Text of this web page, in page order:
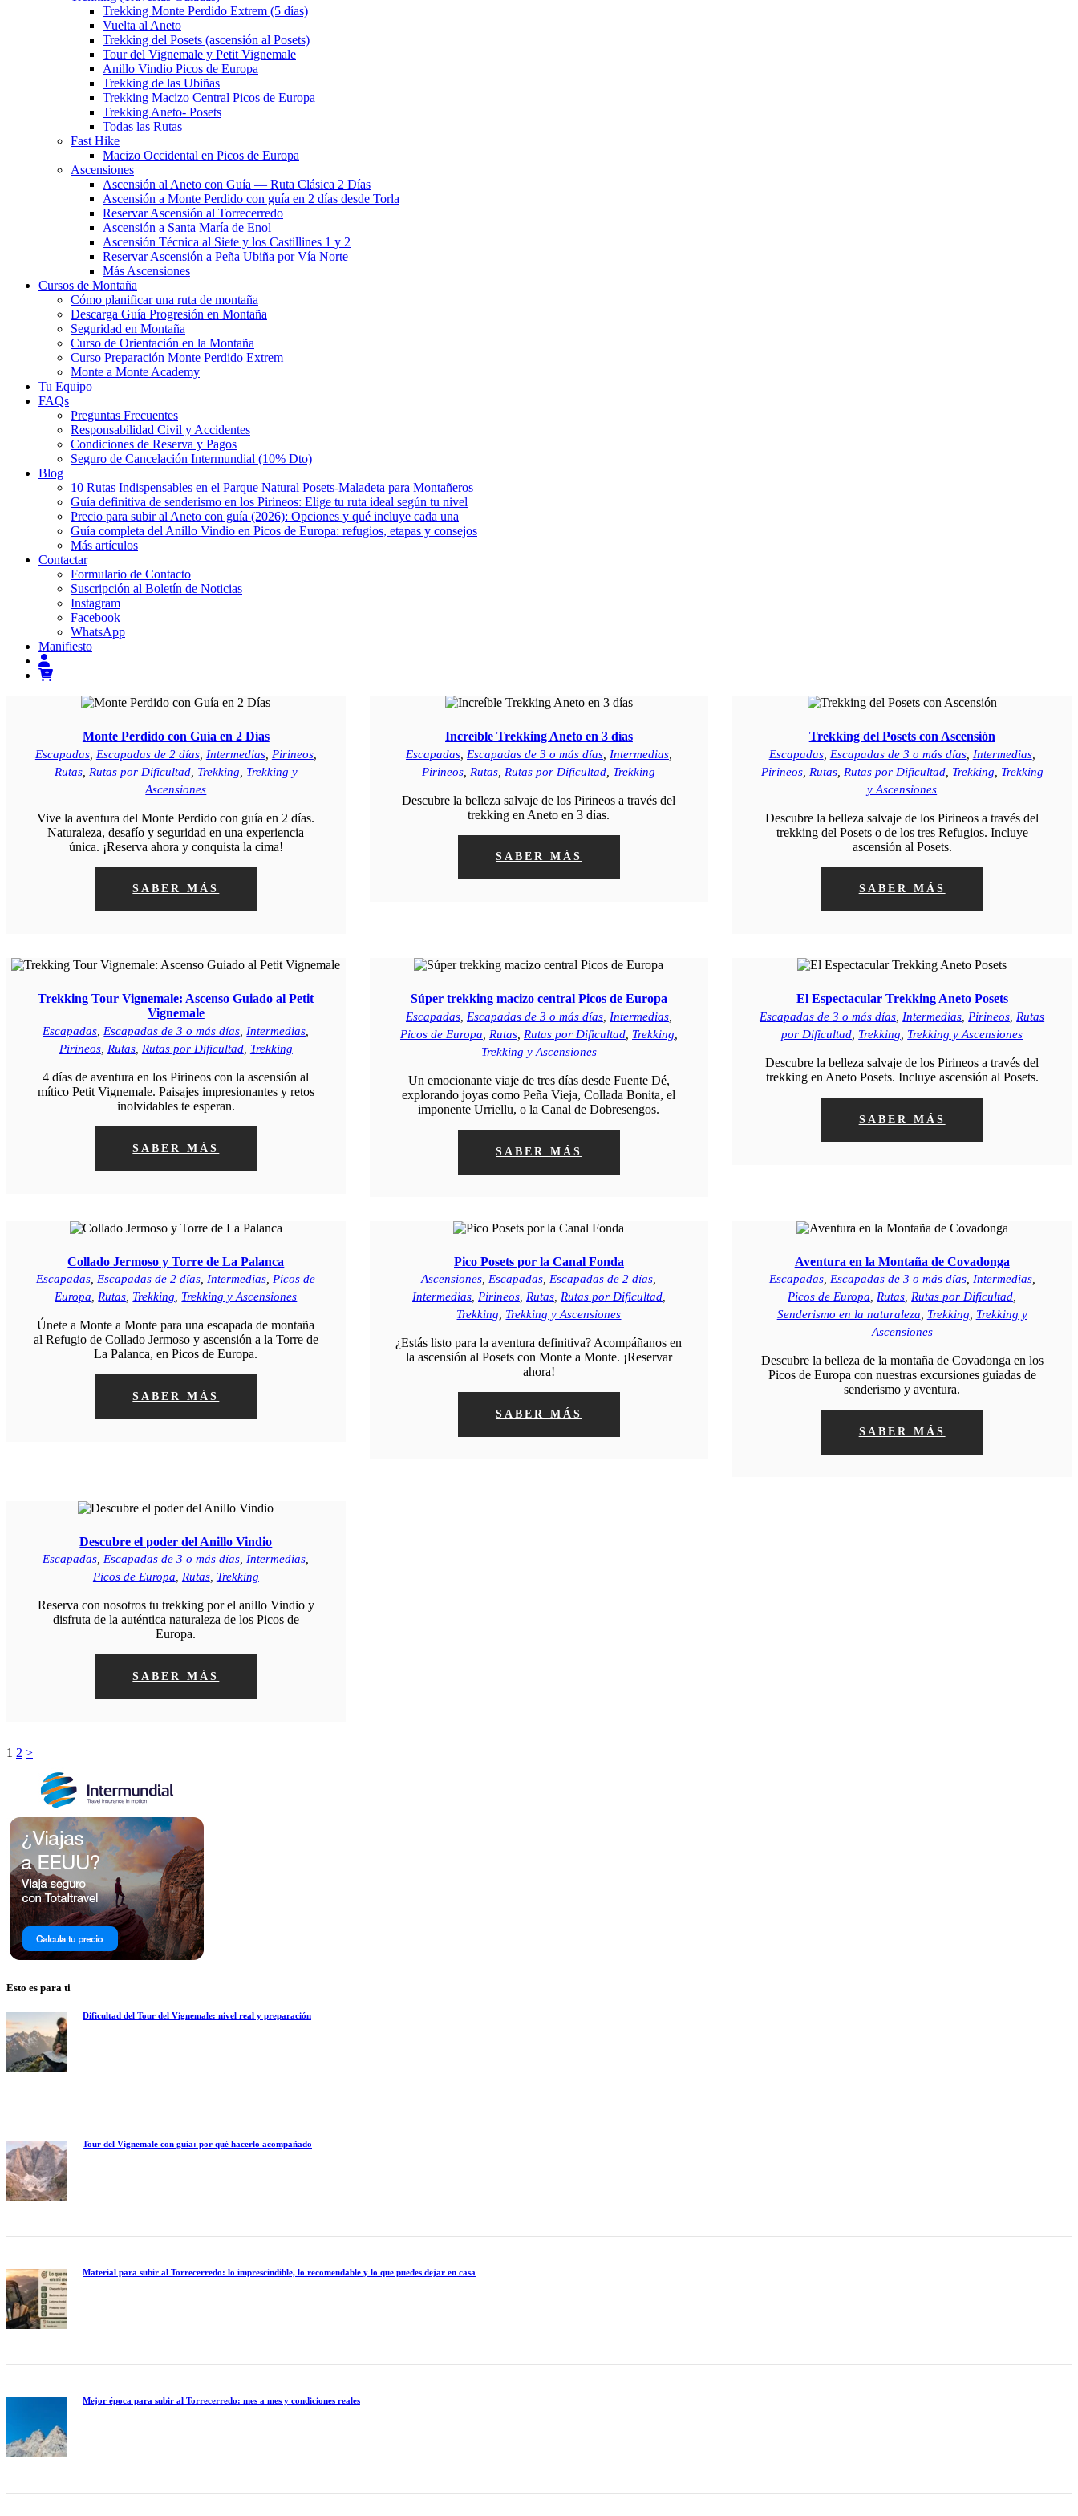
Trekking Monte Perdido Extrem (5 días)
Vuelta al Aneto
Trekking del Posets (ascensión al Posets)
Tour del Vignemale y Petit Vignemale
Anillo Vindio Picos de Europa
Trekking de las Ubiñas
Trekking Macizo Central Picos de Europa
Trekking Aneto- Posets
Todas las Rutas
Fast Hike
Macizo Occidental en Picos de Europa
Ascensiones
Ascensión al Aneto con Guía — Ruta Clásica 2 Días
Ascensión a Monte Perdido con guía en 2 días desde Torla
Reservar Ascensión al Torrecerredo
Ascensión a Santa María de Enol
Ascensión Técnica al Siete y los Castillines 1 y 2
Reservar Ascensión a Peña Ubiña por Vía Norte
Más Ascensiones
Cursos de Montaña
Cómo planificar una ruta de montaña
Descarga Guía Progresión en Montaña
Seguridad en Montaña
Curso de Orientación en la Montaña
Curso Preparación Monte Perdido Extrem
Monte a Monte Academy
Tu Equipo
FAQs
Preguntas Frecuentes
Responsabilidad Civil y Accidentes
Condiciones de Reserva y Pagos
Seguro de Cancelación Intermundial (10% Dto)
Blog
10 Rutas Indispensables en el Parque Natural Posets-Maladeta para Montañeros
Guía definitiva de senderismo en los Pirineos: Elige tu ruta ideal según tu nivel
Precio para subir al Aneto con guía (2026): Opciones y qué incluye cada una
Guía completa del Anillo Vindio en Picos de Europa: refugios, etapas y consejos
Más artículos
Contactar
Formulario de Contacto
Suscripción al Boletín de Noticias
Instagram
Facebook
WhatsApp
Manifiesto
Monte Perdido con Guía en 2 Días
Escapadas, Escapadas de 2 días, Intermedias, Pirineos,
Rutas, Rutas por Dificultad, Trekking
Trekking y
Ascensiones
Vive la aventura del Monte Perdido con guía en 2 días.
Naturaleza, desafío y seguridad en una experiencia
única. ¡Reserva ahora y conquista la cima!
SABER MÁS
Increíble Trekking Aneto en 3 días
Escapadas, Escapadas de 3 o más días, Intermedias,
Pirineos Rutas Rutas por Dificultad Trekking
Descubre la belleza salvaje de los Pirineos a través del
trekking en Aneto en 3 días.
SABER MÁS
Trekking del Posets con Ascensión
Escapadas, Escapadas de 3 o más días, Intermedias,
Pirineos, Rutas, Rutas por Dificultad, Trekking
Trekking
y Ascensiones
Descubre la belleza salvaje de los Pirineos a través del
trekking del Posets o de los tres Refugios. Incluye
ascensión al Posets.
SABER MÁS
Trekking Tour Vignemale: Ascenso Guiado al Petit
Vignemale
Escapadas Escapadas de 3 o más días Intermedias
Pirineos, Rutas, Rutas por Dificultad, Trekking
4 días de aventura en los Pirineos con la ascensión al
mítico Petit Vignemale. Paisajes impresionantes y retos
inolvidables te esperan.
SABER MÁS
Súper trekking macizo central Picos de Europa
Escapadas, Escapadas de 3 o más días, Intermedias,
Picos de Europa
Rutas, Rutas por Dificultad, Trekking
Trekking y Ascensiones
Un emocionante viaje de tres días desde Fuente Dé,
explorando joyas como Peña Vieja, Collada Bonita, el
imponente Urriellu, o la Canal de Dobresengos.
SABER MÁS
El Espectacular Trekking Aneto Posets
Escapadas de 3 o más días Intermedias Pirineos Rutas
por Dificultad Trekking Trekking y Ascensiones
Descubre la belleza salvaje de los Pirineos a través del
trekking en Aneto Posets. Incluye ascensión al Posets.
SABER MÁS
Collado Jermoso y Torre de La Palanca
Escapadas Escapadas de 2 días Intermedias Picos de
Europa
Rutas Trekking Trekking y Ascensiones
Únete a Monte a Monte para una escapada de montaña
al Refugio de Collado Jermoso y ascensión a la Torre de
La Palanca, en Picos de Europa.
SABER MÁS
Pico Posets por la Canal Fonda
Ascensiones Escapadas Escapadas de 2 días
Intermedias, Pirineos, Rutas, Rutas por Dificultad,
Trekking
Trekking y Ascensiones
¿Estás listo para la aventura definitiva? Acompáñanos en
la ascensión al Posets con Monte a Monte. ¡Reservar
ahora!
SABER MÁS
Aventura en la Montaña de Covadonga
Escapadas, Escapadas de 3 o más días, Intermedias,
Picos de Europa
Rutas Rutas por Dificultad
Senderismo en la naturaleza
Trekking
Trekking y
Ascensiones
Descubre la belleza de la montaña de Covadonga en los
Picos de Europa con nuestras excursiones guiadas de
senderismo y aventura.
SABER MÁS
Descubre el poder del Anillo Vindio
Escapadas,Escapadas de 3 o más días,Intermedias,
Picos de Europa, Rutas, Trekking
Reserva con nosotros tu trekking por el anillo Vindio y
disfruta de la auténtica naturaleza de los Picos de
Europa.
SABER MÁS
Paginación
entradas
Page
1 Page
2 >
Esto es para ti
Dificultad del Tour del Vignemale: nivel real y preparación
Tour del Vignemale con guía: por qué hacerlo acompañado
Material para subir al Torrecerredo: lo imprescindible, lo recomendable y lo que puedes dejar en casa
Mejor época para subir al Torrecerredo: mes a mes y condiciones reales